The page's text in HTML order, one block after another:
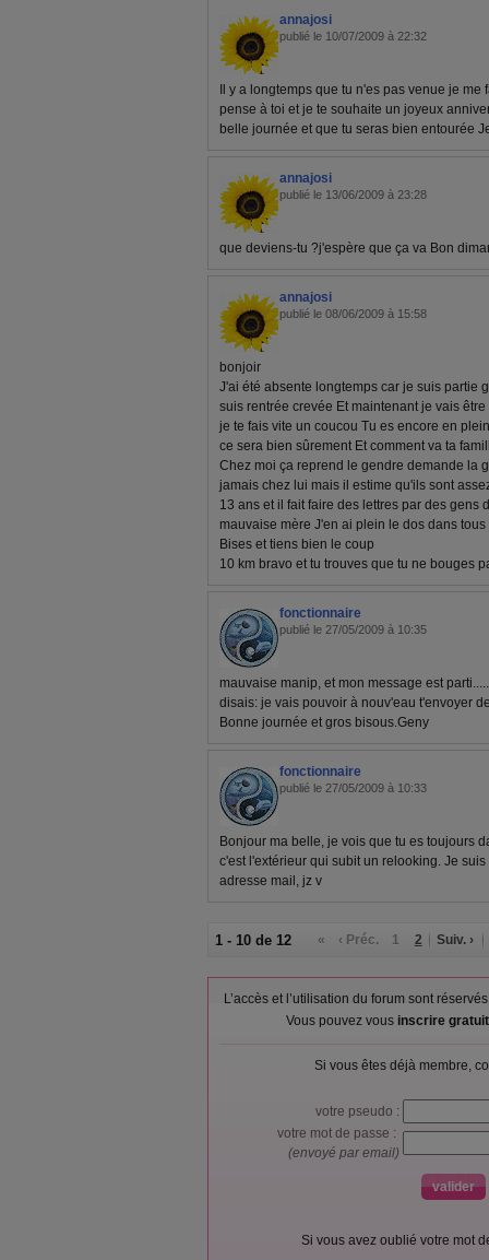
annajosi
publié le 10/07/2009 à 22:32
Il y a longtemps que tu n'es pas venue je
pense à toi et je te souhaite un joyeux
belle journée et que tu seras bien entourée
annajosi
publié le 13/06/2009 à 23:28
que deviens-tu ?j'espère que ça va Bon
annajosi
publié le 08/06/2009 à 15:58
bonjoir
J'ai été absente longtemps car je suis partie
suis rentrée crevée Et maintenant je vais
je te fais vite un coucou Tu es encore en
ce sera bien sûrement Et comment va ta
Chez moi ça reprend le gendre demande la
jamais chez lui mais il estime qu'ils sont
13 ans et il fait faire des lettres par des gens
mauvaise mère J'en ai plein le dos dans
Bises et tiens bien le coup
10 km bravo et tu trouves que tu ne bouges
fonctionnaire
publié le 27/05/2009 à 10:35
mauvaise manip, et mon message est
disais: je vais pouvoir à nouv'eau t'envoyer
Bonne journée et gros bisous.Geny
fonctionnaire
publié le 27/05/2009 à 10:33
Bonjour ma belle, je vois que tu es toujours
c'est l'extérieur qui subit un relooking. Je
adresse mail, jz v
1 - 10 de 12 « ‹ Préc. 1 2 Suiv. ›
L’accès et l’utilisation du forum sont
Vous pouvez vous inscrire
Si vous êtes déjà membre,
votre pseudo :
votre mot de passe :
(envoyé par email)
Si vous avez oublié votre mot